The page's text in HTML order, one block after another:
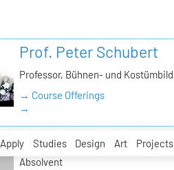
Apply Studies Design Art Projects
Prof. Peter Schubert
Professor, Bühnen- und Kostümbild
→ Course Offerings
→
Jörg Schuchardt
Absolvent